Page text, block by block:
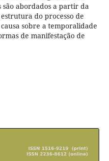
são abordados a partir da
do processo de
sobre a temporalidade
de manifestação de